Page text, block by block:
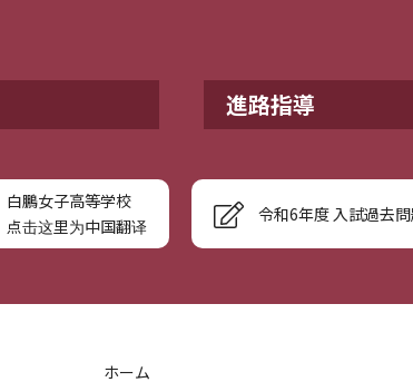
進路指導
白鵬女子高等学校
点击这里为中国翻译
令和6年度 入試過去
ホーム